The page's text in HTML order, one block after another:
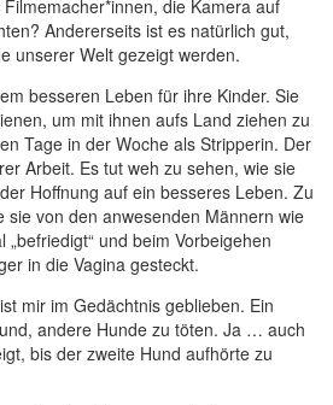
die Kamera auf
Andererseits ist es natürlich gut,
unserer Welt gezeigt werden.
besseren Leben für ihre Kinder. Sie
um mit ihnen aufs Land ziehen zu
Tage in der Woche als Stripperin. Der
Arbeit. Es tut weh zu sehen, wie sie
Hoffnung auf ein besseres Leben. Zu
sie von den anwesenden Männern wie
und beim Vorbeigehen
in die Vagina gesteckt.
mir im Gedächtnis geblieben. Ein
andere Hunde zu töten. Ja … auch
bis der zweite Hund aufhörte zu